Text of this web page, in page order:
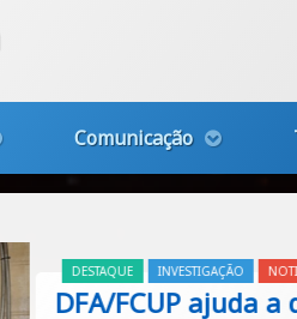
Comunicação
DESTAQUE INVESTIGAÇÃO NOTICIAS
DFA/FCUP ajuda a